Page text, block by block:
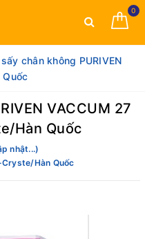
0
chân không PURIVEN
Quốc
VACCUM 27
Hàn Quốc
nhật...)
Hàn Quốc